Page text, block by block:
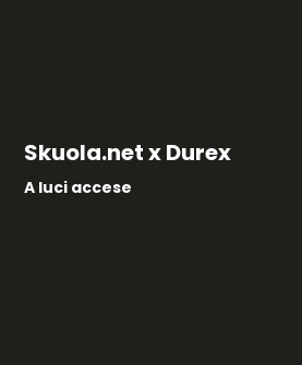
Skuola.net x Durex
A luci accese